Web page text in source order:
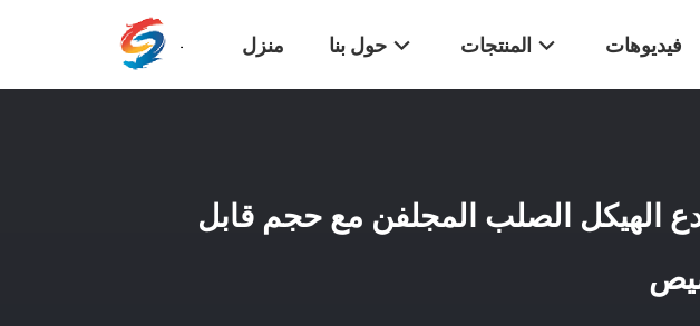
منزل حول بنا المنتجات فيديوهات
الهيكل الصلب المجلفن مع حجم قابل